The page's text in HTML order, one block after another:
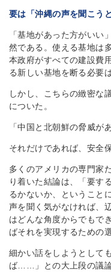
要は「沖縄の声を聞こう
「基地があった方がいい
然である。使える基地は
本政府がすべての建設費
る新しい基地を断る必要
しかし、こちらの緻密な
についた。
「中国と北朝鮮の脅威が
それだけであれば、安全
多くのアメリカの専門家
り着いた結論は、「要す
るかないか、ということ
声を聞く気がなければ、
はどんな角度からでもで
ばそれを実現するための
細かい話をしようとして
ば……」との大上段の議